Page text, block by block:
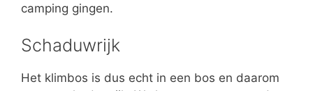
camping gingen.
Schaduwrijk
Het klimbos is dus echt in een bos en daarom